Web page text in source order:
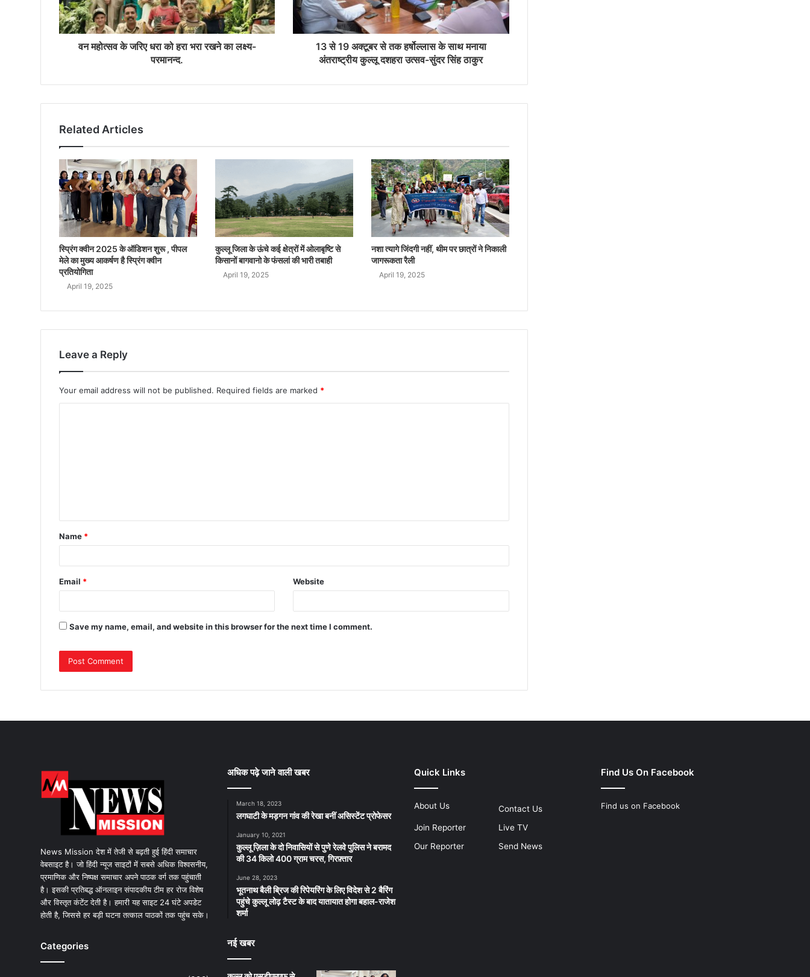
वन महोत्सव के जरिए धरा को हरा भरा रखने का लक्ष्य-
परमानन्द.
13 से 19 अक्टूबर से तक हर्षोल्लास के साथ मनाया
अंतराष्ट्रीय कुल्लू दशहरा उत्सव-सुंदर सिंह ठाकुर
Related Articles
स्प्रिंग क्वीन 2025 के ऑडिशन शुरू , पीपल
मेले का मुख्य आकर्षण है स्प्रिंग क्वीन
प्रतियोगिता
April 19, 2025
कुल्लू जिला के ऊंचे कई क्षेत्रों में ओलाबृष्टि से
किसानों बागवानो के फंसलां की भारी तबाही
April 19, 2025
नशा त्यागे जिंदगी नहीं, थीम पर छात्रों ने निकाली
जागरूकता रैली
April 19, 2025
Leave a Reply
Your email address will not be published. Required fields are marked *
Name *
Email * Website
Save my name, email, and website in this browser for the next time I comment.
News Mission देश में तेजी से बढ़ती हुई हिंदी समाचार
वेबसाइट है। जो हिंदी न्यूज साइटों में सबसे अधिक विश्वसनीय,
प्रमाणिक और निष्पक्ष समाचार अपने पाठक वर्ग तक पहुंचाती
है। इसकी प्रतिबद्ध ऑनलाइन संपादकीय टीम हर रोज विशेष
और विस्तृत कंटेंट देती है। हमारी यह साइट 24 घंटे अपडेट
होती है, जिससे हर बड़ी घटना तत्काल पाठकों तक पहुंच सके।
Categories
अधिक पढ़े जाने वाली खबर
March 18, 2023
लगघाटी के मड़गन गांव की रेखा बनीं असिस्टेंट प्रोफेसर
January 10, 2021
कुल्लू ज़िला के दो निवासियों से पुणे रेलवे पुलिस ने बरामद
की 34 किलो 400 ग्राम चरस, गिरफ़्तार
June 28, 2023
भूतनाथ बैली ब्रिज की रिपेयरिंग के लिए विदेश से 2 बैरिंग
पहुंचे कुल्लू लोढ़ टैस्ट के बाद यातायात होगा बहाल-राजेश
शर्मा
नई खबर
Quick Links
About Us
Contact Us
Join Reporter
Live TV
Our Reporter
Send News
Find Us On Facebook
Find us on Facebook